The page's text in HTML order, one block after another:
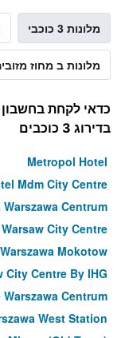
מלונות 3 כוכבי
מלונות ב מחוז
כדאי לקחת
בדירוג 3 כוכבים
Metropol Hotel
Mdm City Centre
Centrum
City Centre
Mokotow
City Centre By IHG
Centrum
West Station